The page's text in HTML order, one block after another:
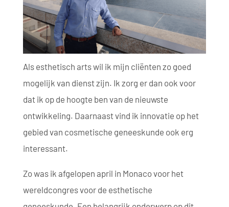
Als esthetisch arts wil ik mijn cliënten zo goed
mogelijk van dienst zijn. Ik zorg er dan ook voor
dat ik op de hoogte ben van de nieuwste
ontwikkeling. Daarnaast vind ik innovatie op het
gebied van cosmetische geneeskunde ook erg
interessant.
Zo was ik afgelopen april in Monaco voor het
wereldcongres voor de esthetische